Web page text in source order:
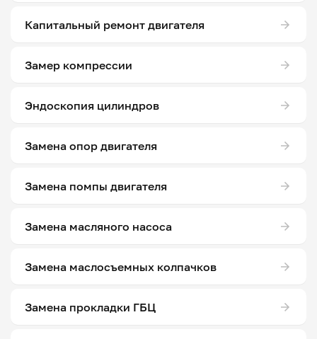
Капитальный ремонт двигателя
Замер компрессии
Эндоскопия цилиндров
Замена опор двигателя
Замена помпы двигателя
Замена масляного насоса
Замена маслосъемных колпачков
Замена прокладки ГБЦ